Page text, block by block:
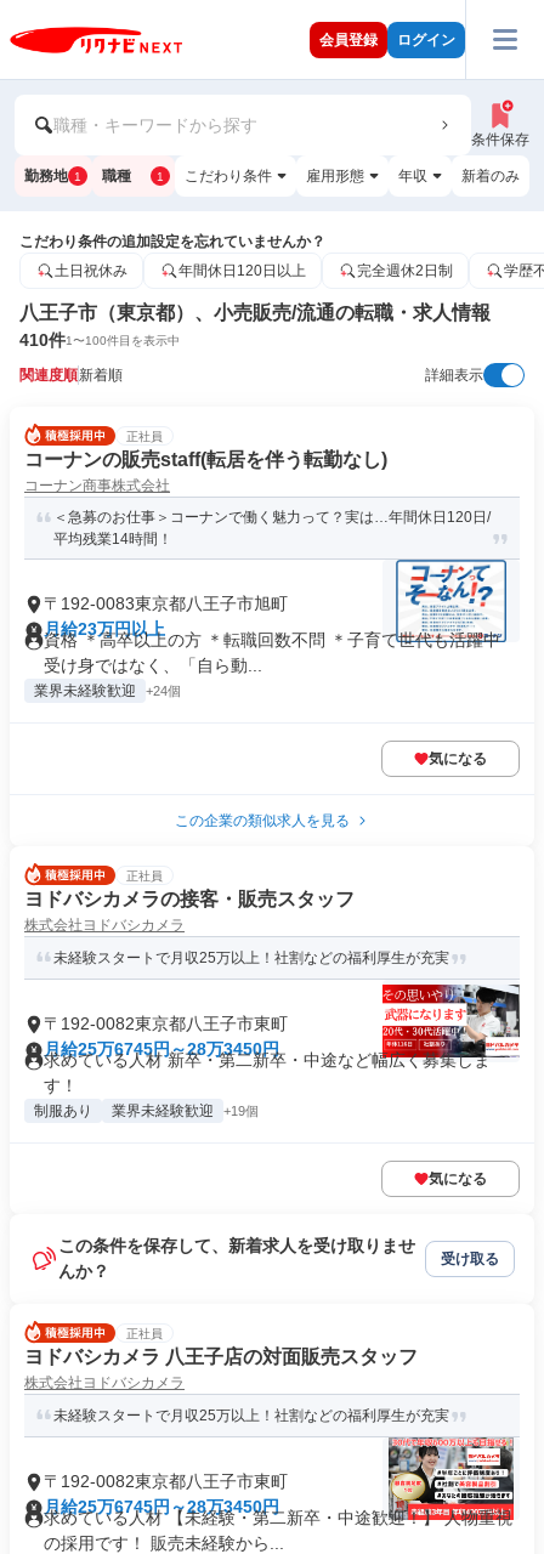
会員登録 ログイン
職種・キーワードから探す
条件保存
勤務地 1 職種 1 こだわり条件 雇用形態 年収 新着のみ
こだわり条件の追加設定を忘れていませんか？
土日祝休み
年間休日120日以上 完全週休2日制 学歴
八王子市（東京都）、小売販売/流通の転職・求人情報
410件1〜100件目を表示中
関連度順新着順 詳細表示
正社員
コーナンの販売staff(転居を伴う転勤なし)
コーナン商事株式会社
＜急募のお仕事＞コーナンで働く魅力って？実は…年間休日120日/
平均残業14時間！
〒192-0083東京都八王子市旭町
月給23万円以上
資格 ＊高卒以上の方 ＊転職回数不問 ＊子育て世代も活躍中
受け身ではなく、「自ら動...
業界未経験歓迎 +24個
気になる
この企業の類似求人を見る
正社員
ヨドバシカメラの接客・販売スタッフ
株式会社ヨドバシカメラ
未経験スタートで月収25万以上！社割などの福利厚生が充実
〒192-0082東京都八王子市東町
月給25万6745円～28万3450円
求めている人材 新卒・第二新卒・中途など幅広く募集しま
す！
制服あり 業界未経験歓迎 +19個
気になる
この条件を保存して、新着求人を受け取りませ
んか？
受け取る
正社員
ヨドバシカメラ 八王子店の対面販売スタッフ
株式会社ヨドバシカメラ
未経験スタートで月収25万以上！社割などの福利厚生が充実
〒192-0082東京都八王子市東町
月給25万6745円～28万3450円
求めている人材 【未経験・第二新卒・中途歓迎！】 人物重視
の採用です！ 販売未経験から...